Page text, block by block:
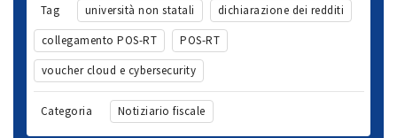
Tag università non statali
dichiarazione dei redditi
collegamento POS-RT
POS-RT
voucher cloud e cybersecurity
Categoria Notiziario fiscale